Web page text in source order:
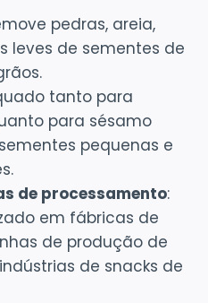
pedras, areia,
leves de sementes de
tanto para
para sésamo
pequenas e
de processamento:
em fábricas de
de produção de
de snacks de